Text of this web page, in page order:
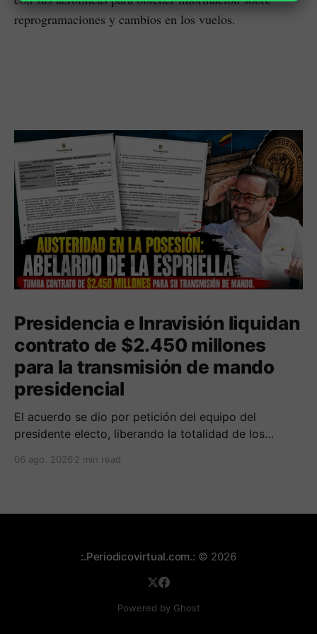
reprogramaciones y cambios en los vuelos.
Presidencia e Inravisión liquidan
contrato de $2.450 millones
para la transmisión de mando
presidencial
​El acuerdo se dio por petición del equipo del
presidente electo, liberando la totalidad de los
operativa.
06 ago. 2026 2 min read
:.Periodicovirtual.com.: © 2026
Powered by Ghost